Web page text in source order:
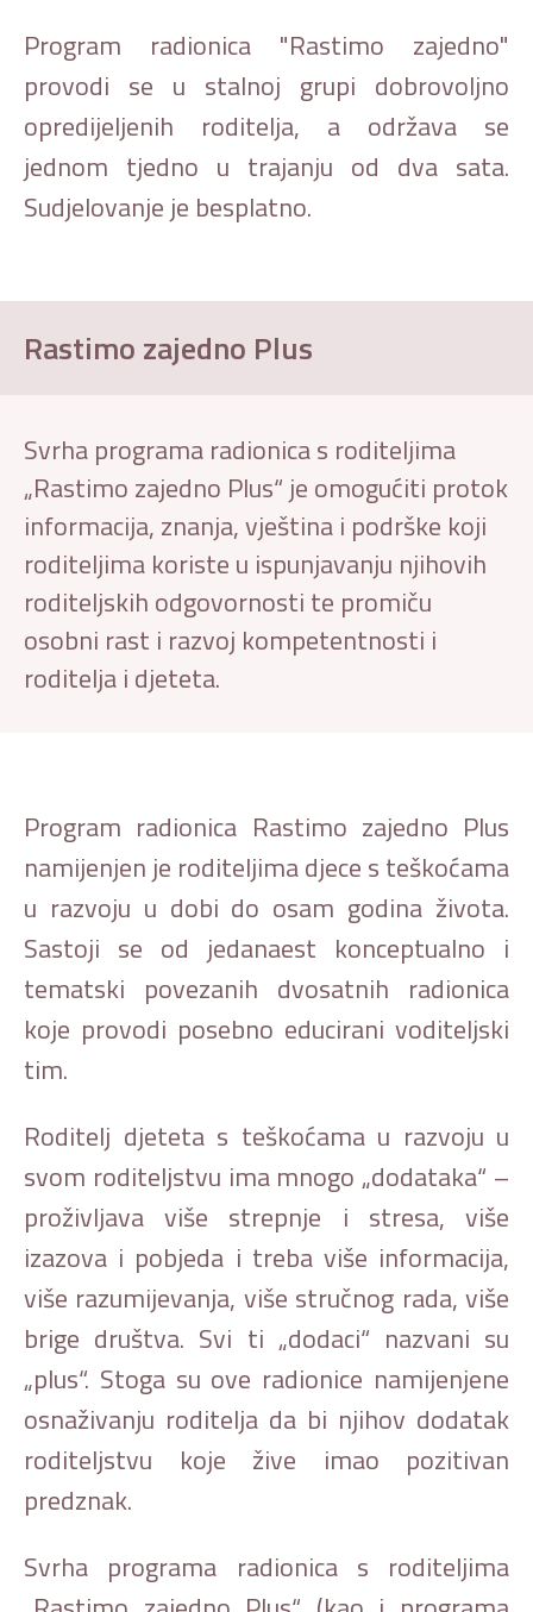
Program radionica "Rastimo zajedno"
provodi se u stalnoj grupi dobrovoljno
opredijeljenih roditelja, a održava se
jednom tjedno u trajanju od dva sata.
Sudjelovanje je besplatno.
Rastimo zajedno Plus
Svrha programa radionica s roditeljima
„Rastimo zajedno Plus“ je omogućiti protok
informacija, znanja, vještina i podrške koji
roditeljima koriste u ispunjavanju njihovih
roditeljskih odgovornosti te promiču
osobni rast i razvoj kompetentnosti i
roditelja i djeteta.
Program radionica Rastimo zajedno Plus
namijenjen je roditeljima djece s teškoćama
u razvoju u dobi do osam godina života.
Sastoji se od jedanaest konceptualno i
tematski povezanih dvosatnih radionica
koje provodi posebno educirani voditeljski
tim.
Roditelj djeteta s teškoćama u razvoju u
svom roditeljstvu ima mnogo „dodataka“ –
proživljava više strepnje i stresa, više
izazova i pobjeda i treba više informacija,
više razumijevanja, više stručnog rada, više
brige društva. Svi ti „dodaci“ nazvani su
„plus“. Stoga su ove radionice namijenjene
osnaživanju roditelja da bi njihov dodatak
roditeljstvu koje žive imao pozitivan
predznak.
Svrha programa radionica s roditeljima